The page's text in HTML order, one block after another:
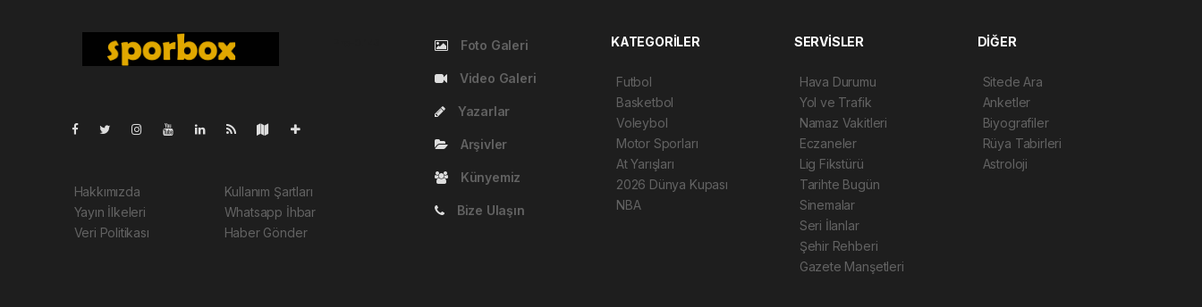
Hakkımızda
Yayın İlkeleri
Veri Politikası
Kullanım Şartları
Whatsapp İhbar
Haber Gönder
Foto Galeri
Video Galeri
Yazarlar
Arşivler
Künyemiz
Bize Ulaşın
KATEGORİLER
Futbol
Basketbol
Voleybol
Motor Sporları
At Yarışları
2026 Dünya Kupası
NBA
SERVİSLER
Hava Durumu
Yol ve Trafik
Namaz Vakitleri
Eczaneler
Lig Fikstürü
Tarihte Bugün
Sinemalar
Seri İlanlar
Şehir Rehberi
Gazete Manşetleri
DİĞER
Sitede Ara
Anketler
Biyografiler
Rüya Tabirleri
Astroloji